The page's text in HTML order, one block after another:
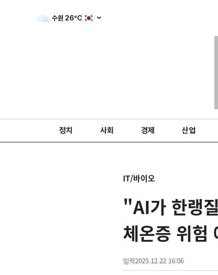
수원 26ºC
정치 사회 경제 산업
IT/바이오
"AI가 한랭
체온증 위험
입력2025.12.22 16:06